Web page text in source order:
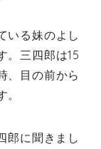
いる妹のよし
。三四郎は15
、目の前から
郎に聞きまし